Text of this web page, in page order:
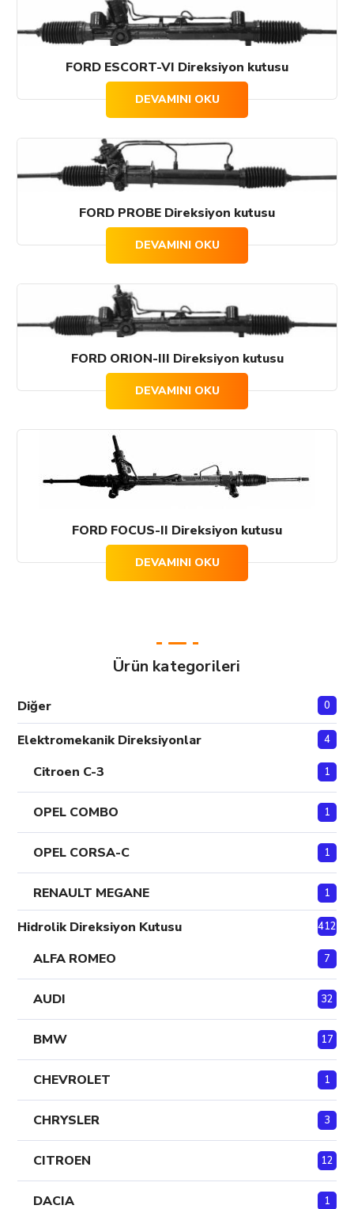
FORD ESCORT-VI Direksiyon kutusu
DEVAMINI OKU
FORD PROBE Direksiyon kutusu
DEVAMINI OKU
FORD ORION-III Direksiyon kutusu
DEVAMINI OKU
FORD FOCUS-II Direksiyon kutusu
DEVAMINI OKU
Ürün kategorileri
Diğer 0
Elektromekanik Direksiyonlar 4
Citroen C-3 1
OPEL COMBO 1
OPEL CORSA-C 1
RENAULT MEGANE 1
Hidrolik Direksiyon Kutusu 412
ALFA ROMEO 7
AUDI 32
BMW 17
CHEVROLET 1
CHRYSLER 3
CITROEN 12
DACIA 1